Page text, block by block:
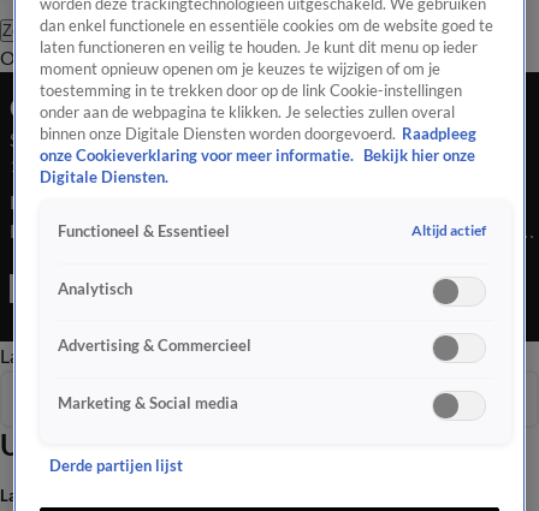
Zoeken
OverzichtRegioUitzendingenWeerTip de redactiePanelVideo's
Ochtend Editie
Seizoen 2025, aflevering 4085
19 sep 2025, 07:00
Bekijk aflevering 4085 van Hart van Nederland - Ochtend
Editie uit seizoen 2025 hier. Deze aflevering is uitgezonden op
Ochtend Editie is een Nieuws programma
Late EditieOchtend EditieVroege Editie
Uitzendingen
Seizoen 2025
Laatste nieuws
worden deze trackingtechnologieën uitgeschakeld. We gebruiken
dan enkel functionele en essentiële cookies om de website goed te
laten functioneren en veilig te houden. Je kunt dit menu op ieder
moment opnieuw openen om je keuzes te wijzigen of om je
toestemming in te trekken door op de link Cookie-instellingen
onder aan de webpagina te klikken. Je selecties zullen overal
binnen onze Digitale Diensten worden doorgevoerd. Raadpleeg
onze Cookieverklaring voor meer informatie.
Bekijk hier onze
Digitale Diensten.
Functioneel & Essentieel Altijd actief
Analytisch
Advertising & Commercieel
Marketing & Social media
Derde partijen lijst